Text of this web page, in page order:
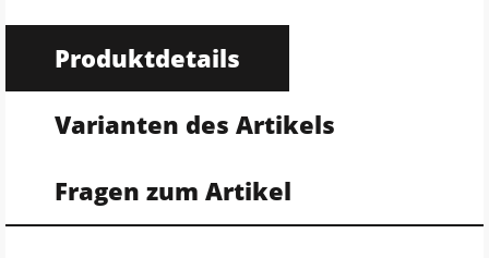
Produktdetails
Varianten des Artikels
Fragen zum Artikel